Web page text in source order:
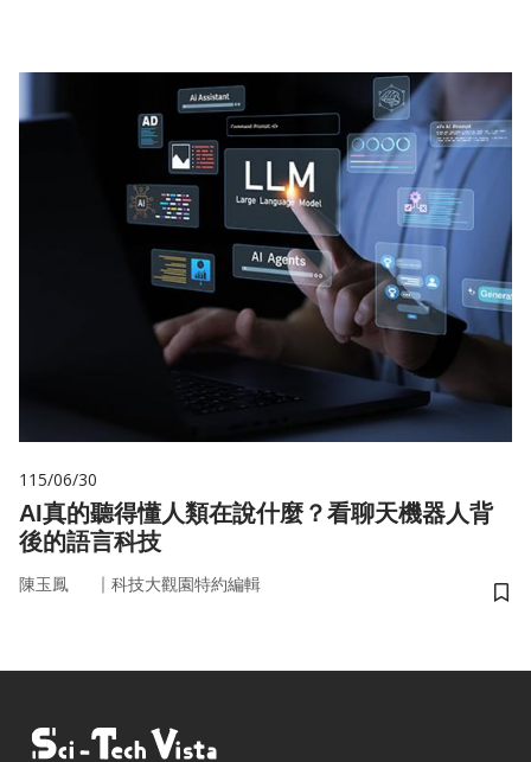
115/06/30
AI真的聽得懂人類在說什麼？看聊天機器人背
後的語言科技
陳玉鳳 ｜ 科技大觀園特約編輯
儲